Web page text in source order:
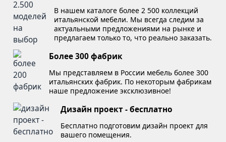
В нашем каталоге более 2 500 коллекций
итальянской мебели. Мы всегда следим за
актуальными предложениями на рынке и
предлагаем только то, что реально заказать.
Более 300 фабрик
Мы представляем в России мебель более 300
итальянских фабрик. По некоторым фабрикам
наше предложение эксклюзивное!
Дизайн проект - бесплатно
Бесплатно подготовим дизайн проект для
вашего помещения.